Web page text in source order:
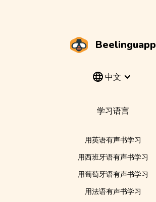
Beelinguapp
中文
学习语言
用英语有声书学习
用西班牙语有声书学习
用葡萄牙语有声书学习
用法语有声书学习